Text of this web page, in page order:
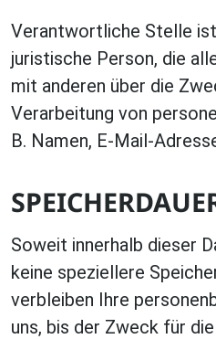
Verantwortliche Stelle
juristische Person, die
mit anderen über die
Verarbeitung von
B. Namen, E-Mail-
Soweit innerhalb dieser
keine speziellere
verbleiben Ihre
uns, bis der Zweck für